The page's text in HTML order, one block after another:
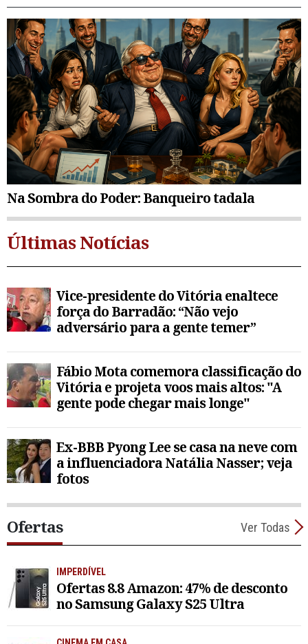
Na Sombra do Poder: Banqueiro tadala
Últimas Notícias
Vice-presidente do Vitória enaltece
força do Barradão: “Não vejo
adversário para a gente temer”
Fábio Mota comemora classificação do
Vitória e projeta voos mais altos: "A
gente pode chegar mais longe"
Ex-BBB Pyong Lee se casa na neve com
a influenciadora Natália Nasser; veja
fotos
Ofertas Ver Todas
IMPERDÍVEL
Ofertas 8.8 Amazon: 47% de desconto
no Samsung Galaxy S25 Ultra